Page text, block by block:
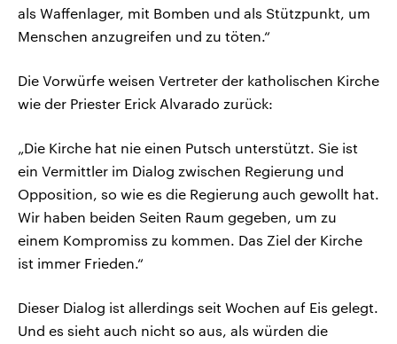
als Waffenlager, mit Bomben und als Stützpunkt, um
Menschen anzugreifen und zu töten.“
Die Vorwürfe weisen Vertreter der katholischen Kirche
wie der Priester Erick Alvarado zurück:
„Die Kirche hat nie einen Putsch unterstützt. Sie ist
ein Vermittler im Dialog zwischen Regierung und
Opposition, so wie es die Regierung auch gewollt hat.
Wir haben beiden Seiten Raum gegeben, um zu
einem Kompromiss zu kommen. Das Ziel der Kirche
ist immer Frieden.“
Dieser Dialog ist allerdings seit Wochen auf Eis gelegt.
Und es sieht auch nicht so aus, als würden die